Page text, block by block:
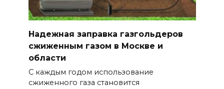
Надежная заправка газгольдеров
сжиженным газом в Москве и
области
С каждым годом использование
сжиженного газа становится